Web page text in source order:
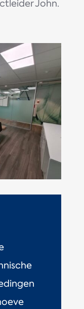
John.